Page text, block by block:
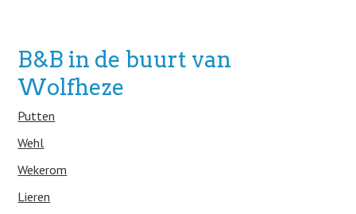
B&B in de buurt van
Wolfheze
Putten
Wehl
Wekerom
Lieren